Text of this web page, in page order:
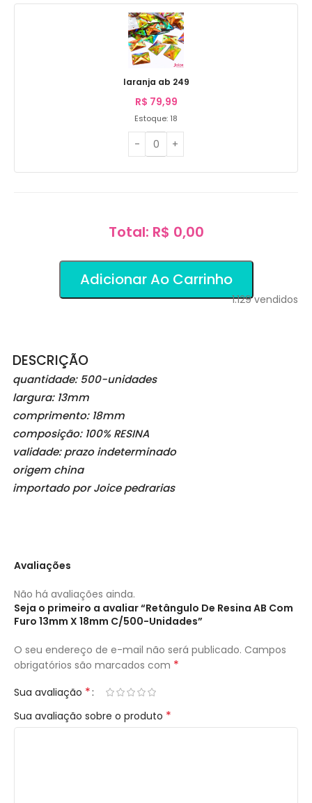
laranja ab 249
R$ 79,99
Estoque: 18
Total: R$ 0,00
Adicionar Ao Carrinho
1.129vendidos
DESCRIÇÃO
quantidade: 500-unidades
largura: 13mm
comprimento: 18mm
composição: 100% RESINA
validade: prazo indeterminado
origem china
importado por Joice pedrarias
Avaliações
Não há avaliações ainda.
Seja o primeiro a avaliar “Retângulo De Resina AB Com
Furo 13mm X 18mm C/500-Unidades”
O seu endereço de e-mail não será publicado. Campos
obrigatórios são marcados com *
Sua avaliação *
Sua avaliação sobre o produto *